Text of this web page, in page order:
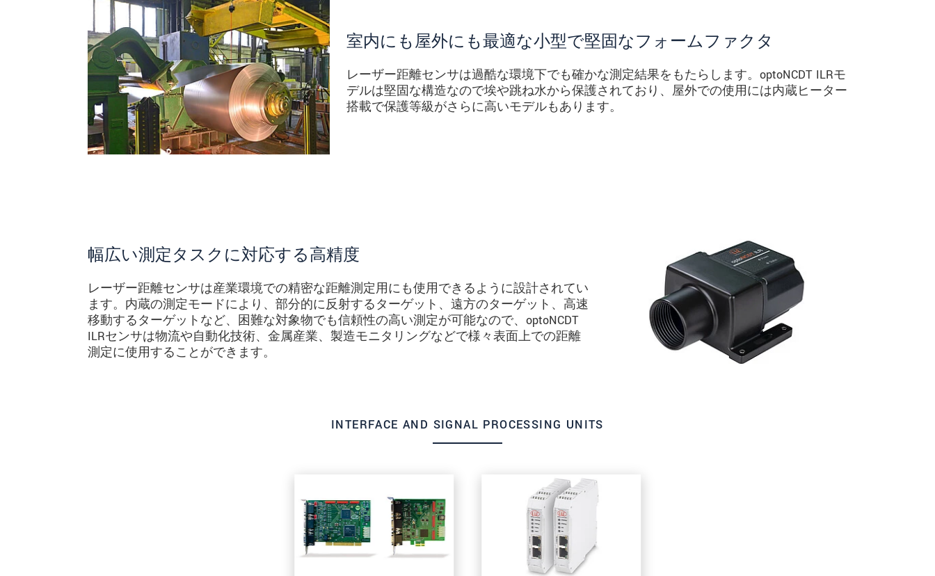
室内にも屋外にも最適な小型で堅固なフォームファクタ
レーザー距離センサは過酷な環境下でも確かな測定結果をもたらします。optoNCDT ILRモ
デルは堅固な構造なので埃や跳ね水から保護されており、屋外での使用には内蔵ヒーター
搭載で保護等級がさらに高いモデルもあります。
幅広い測定タスクに対応する高精度
レーザー距離センサは産業環境での精密な距離測定用にも使用できるように設計されてい
ます。内蔵の測定モードにより、部分的に反射するターゲット、遠方のターゲット、高速
移動するターゲットなど、困難な対象物でも信頼性の高い測定が可能なので、optoNCDT
ILRセンサは物流や自動化技術、金属産業、製造モニタリングなどで様々表面上での距離
測定に使用することができます。
INTERFACE AND SIGNAL PROCESSING UNITS